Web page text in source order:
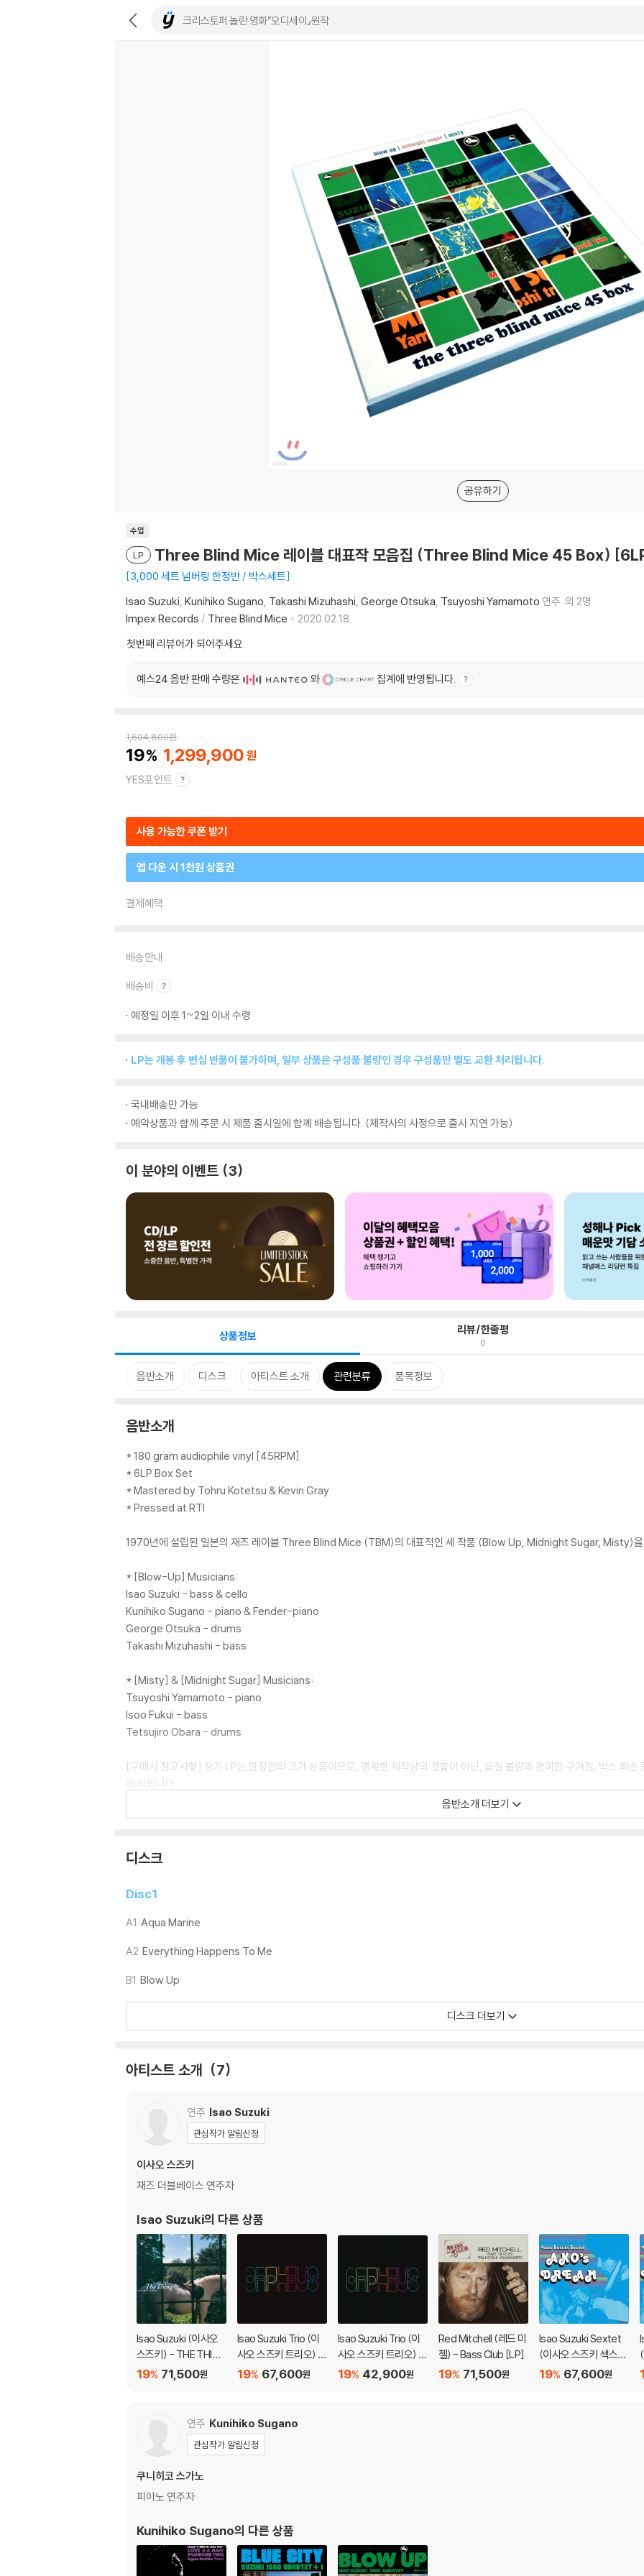
공유하기
수입
LP Three Blind Mice 레이블 대표작 모음집 (Three Blind Mice 45 Box)
3,000 세트 넘버링 한정반 / 박스세트
Isao Suzuki Kunihiko Sugano Takashi Mizuhashi George Otsuka Tsuyoshi Yamamoto 연주 외 2명
Impex Records / Three Blind Mice
2020.02.18.
첫번째 리뷰어가 되어주세요
예스24 음반 판매 수량은 와 집계에 반영됩니다.
1,604,800원
19 1,299,900
YES포인트
사용 가능한 쿠폰 받기
앱 다운 시 1천원 상품권
결제혜택
배송안내
배송비
예정일 이후 1~2일 이내 수령
LP는 개봉 후 변심 반품이 불가하며, 일부 상품은 구성품 불량인 경우 구성품만 별도 교환 처리됩니다.
국내배송만 가능
예약상품과 함께 주문 시 제품 출시일에 함께 배송됩니다. (제작사의 사정으로 출시 지연 가능)
이 분야의 이벤트 3
상품정보 리뷰/한줄평
0
음반소개 디스크 아티스트 소개 관련분류 품목정보
음반소개
* 180 gram audiophile vinyl [45RPM]
* 6LP Box Set
* Mastered by Tohru Kotetsu & Kevin Gray
* Pressed at RTI
1970년에 설립된 일본의 재즈 레이블 Three Blind Mice (TBM)의 대표적인 세 작품 (Blow Up, Midnight Sugar, Misty)
* [Blow-Up] Musicians:
Isao Suzuki - bass & cello
Kunihiko Sugano - piano & Fender-piano
George Otsuka - drums
Takashi Mizuhashi - bass
* [Misty] & [Midnight Sugar] Musicians:
Tsuyoshi Yamamoto - piano
Isoo Fukui - bass
Tetsujiro Obara - drums
[구매시 참고사항] 상기 LP는 한정판의 고가 상품이므로, 명확한 제작상의 결함이 아닌, 음질 불량과 경미한 구겨짐, 박스 파
해 바랍니다.
LP 구매시 참고 사항 안내드립니다.
※ 재킷/구성품/포장 상태
1) 제작/배송 과정에 따라 경미한 재킷 주름, 모서리 눌림, 갈라짐이 발생할 수 있으며 속지(이너 슬리브)는 디스크와의 접촉으
외관상 불량 확인되는 상품을 개봉 시엔 반품/교환 처리 불가합니다.
3) 일본 제작 LP는 대부분 겉비닐이 밀봉되어 있지 않습니다.
※ 재생 불량
1) 침압 조절 기능이 없는 턴테이블을 사용하시는 경우, (주로 올인원 형태 모델) 다이내믹 사운드의 편차가 큰 트랙을 재생할
기기 문제로 인해 발생하는 재생 불량 현상에 대해서는 반품/교환이 불가하니 침압 조절이 가능한 기기에서 재생하실 것을 권유
2) 디스크는 정전기와 먼지로 인해 재생이 원활하지 않은 경우가 있습니다. 전용 제품으로 이를 제거하면 대부분 해결됩니다.
※ 디스크 외관 불량
재생이 불안정한 경우 스태빌라이저를 사용하시면 좀 더 안정적인 재생이 가능합니다.
2) 재생 음역의 왜곡을 최소화 하고 반복 재생시에도 최대한 일관되게 유지되도록 디스크 센터 홀 구경이 작게 제작되는 경우
는 전용 제품 등을 이용하여 센터 홀을 조정하시면 해결됩니다.
3) 디스크에 미세한 잔 흠집이 남아있거나 인쇄 면이 깨끗하지 않은 경우가 있으며, 이는 상품의 불량이 아닙니다. 단, 재생에
가능합니다
※ 컬러 디스크
아래에 해당하는 경우는 불량이 아니므로 개봉 후 반품/교환이 불가합니다.
1) 컬러 디스크는 웹 이미지와 실제 색상이 차이가 날 수 있습니다.
2) 컬러 디스크의 특성상 제작 공정시 앨범마다 색상 차이가 나는 경우도 있습니다.
3) 컬러 디스크는 제작 과정에서 다른 색상 염료가 섞여 얼룩과 번짐, 반점 등이 발생할 수 있습니다.
※ 반품/교환 안내
1) 불량으로 인한 반품/교환 요청 시에는 불량 확인을 위해 개봉 시의 동영상을 요청할 수 있으며, 동영상이 없는 경우 반품/교
관련 사진과 동영상 및 재생 기기 모델명을 첨부하여 첨부하여 고객센터에 문의 바랍니다.
2) LP는 잦은 배송 과정에서 재킷에 손상이 발생할 가능성이 높고 재판매가 어려우므로 신중한 구매를 부탁드립니다.
음반소개 더보기
디스크
Disc1
A1 Aqua Marine
A2 Everything Happens To Me
B1 Blow Up
디스크 더보기
아티스트 소개 7
연주 Isao Suzuki
관심작가 알림신청
이사오 스즈키
재즈 더블베이스 연주자
Isao Suzuki의 다른 상품
Isao Suzuki (이사오
스즈키) - THE THING
[LP] 71,500원
19%
Isao Suzuki Trio (이
사오 스즈키 트리오) -
Orpheus [LP]
67,600원
19%
Isao Suzuki Trio (이
사오 스즈키 트리오) -
Orpheus [SACD Hy
42,900원
19%
Red Mitchell (레드 미
첼) - Bass Club [LP]
71,500원
19%
Isao Suzuki Sextet
(이사오 스즈키 섹스
텟) - Ako‘s Dream [L
67,600원
19%
연주 Kunihiko Sugano
관심작가 알림신청
쿠니히코 스가노
피아노 연주자
Kunihiko Sugano의 다른 상품